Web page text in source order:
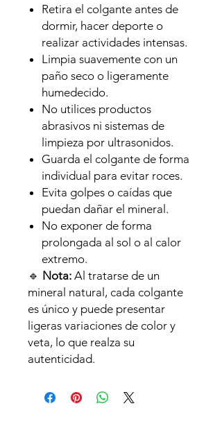
Retira el colgante antes de
dormir, hacer deporte o
realizar actividades intensas.
Limpia suavemente con un
paño seco o ligeramente
humedecido.
No utilices productos
abrasivos ni sistemas de
limpieza por ultrasonidos.
Guarda el colgante de forma
individual para evitar roces.
Evita golpes o caídas que
puedan dañar el mineral.
No exponer de forma
prolongada al sol o al calor
extremo.
🔹 Nota: Al tratarse de un
mineral natural, cada colgante
es único y puede presentar
ligeras variaciones de color y
veta, lo que realza su
autenticidad.